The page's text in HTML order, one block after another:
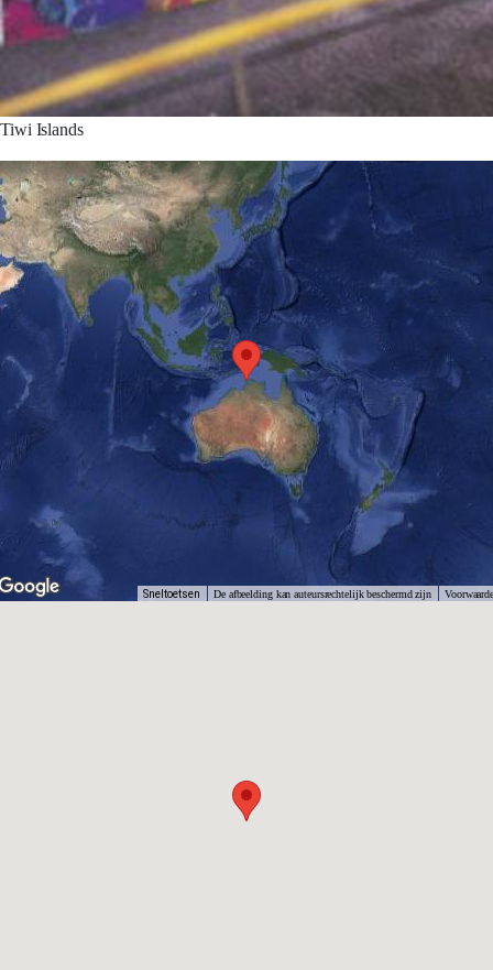
Tiwi Islands
Sneltoetsen De afbeelding kan auteursrechtelijk beschermd zijn